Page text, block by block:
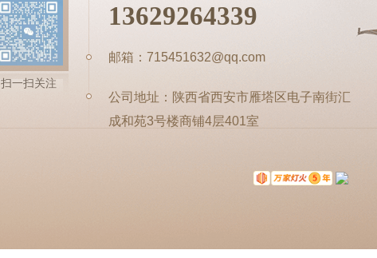
扫一扫关注
13629264339
邮箱：715451632@qq.com
公司地址：陕西省西安市雁塔区电子南街汇
成和苑3号楼商铺4层401室